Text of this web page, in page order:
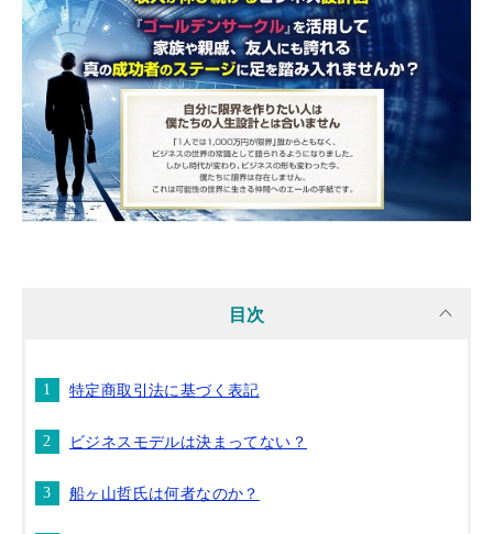
目次
特定商取引法に基づく表記
ビジネスモデルは決まってない？
船ヶ山哲氏は何者なのか？